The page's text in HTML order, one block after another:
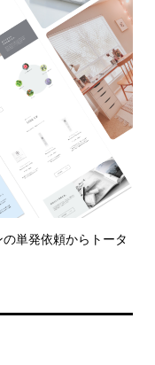
単発依頼からトータ